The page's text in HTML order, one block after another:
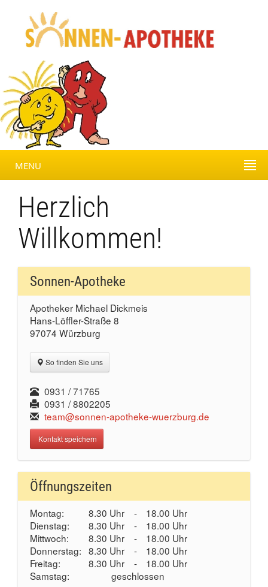
MENU
Herzlich
Willkommen!
Sonnen-Apotheke
Apotheker Michael Dickmeis
Hans-Löffler-Straße 8
97074 Würzburg
So finden Sie uns
0931 / 71765
0931 / 8802205
team@sonnen-apotheke-wuerzburg.de
Kontakt speichern
Öffnungszeiten
Montag: 8.30 Uhr -
18.00 Uhr
Dienstag:
8.30 Uhr -
18.00 Uhr
Mittwoch:
8.30 Uhr -
18.00 Uhr
Donnerstag: 8.30 Uhr -
18.00 Uhr
Freitag:
8.30 Uhr -
18.00 Uhr
Samstag:
geschlossen